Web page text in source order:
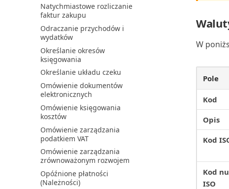
Wyświetlanie stanu zadań
synchronizacji
Włączanie integracji Power
BI z Business Central
Zadania administracyjne w
Business Central
Zarządzanie aplikacjami
AppSource
Zarządzanie dostępem do
Business Central
Zarządzanie integracją
Microsoft Teams z Busine...
Zarządzanie integracją
OneDrive z Business Central
Zarządzanie intencją
dostępu do bazy danych w
B...
Natychmiastowe rozliczanie
faktur zakupu
Odraczanie przychodów i
wydatków
Określanie okresów
księgowania
Określanie układu czeku
Omówienie dokumentów
elektronicznych
Omówienie księgowania
kosztów
Omówienie zarządzania
podatkiem VAT
Omówienie zarządzania
zrównoważonym rozwojem
Opóźnione płatności
(Należności)
W
Pole
Kod
Opis
Kod
Kod
ISO